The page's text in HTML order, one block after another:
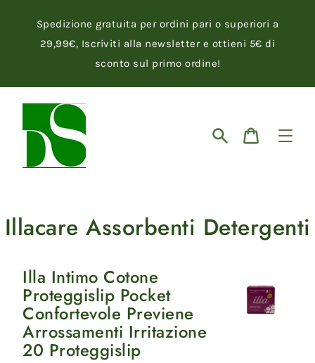
direttamente
contenuti
Spedizione gratuita per ordini pari o superiori a
29,99€, Iscriviti alla newsletter e ottieni 5€ di
sconto sul primo ordine!
Illacare Assorbenti Detergenti
Illa
Intimo
Cotone
Proteggislip
Pocket
Illa Intimo Cotone
Proteggislip Pocket
Confortevole Previene
Arrossamenti Irritazione
20 Proteggislip